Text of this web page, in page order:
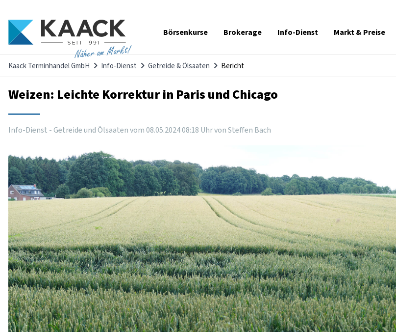
Näher am Markt!
Navigation
Börsenkurse Brokerage Info-Dienst Markt & Preise
Kaack Terminhandel GmbH Info-Dienst Getreide & Ölsaaten Bericht
Weizen: Leichte Korrektur in Paris und Chicago
Info-Dienst - Getreide und Ölsaaten vom08.05.202408:18 Uhrvon Steffen Bach